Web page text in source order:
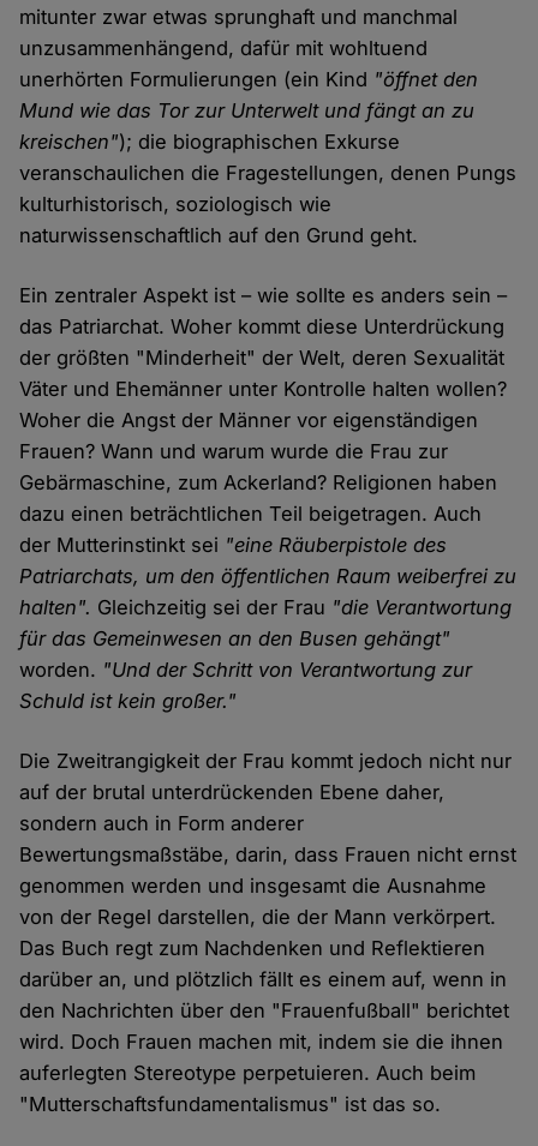
mitunter zwar etwas sprunghaft und manchmal
unzusammenhängend, dafür mit wohltuend
unerhörten Formulierungen (ein Kind "öffnet den
Mund wie das Tor zur Unterwelt und fängt an zu
kreischen"); die biographischen Exkurse
veranschaulichen die Fragestellungen, denen Pungs
kulturhistorisch, soziologisch wie
naturwissenschaftlich auf den Grund geht.
Ein zentraler Aspekt ist – wie sollte es anders sein –
das Patriarchat. Woher kommt diese Unterdrückung
der größten "Minderheit" der Welt, deren Sexualität
Väter und Ehemänner unter Kontrolle halten wollen?
Woher die Angst der Männer vor eigenständigen
Frauen? Wann und warum wurde die Frau zur
Gebärmaschine, zum Ackerland? Religionen haben
dazu einen beträchtlichen Teil beigetragen. Auch
der Mutterinstinkt sei "eine Räuberpistole des
Patriarchats, um den öffentlichen Raum weiberfrei zu
halten". Gleichzeitig sei der Frau "die Verantwortung
für das Gemeinwesen an den Busen gehängt"
worden. "Und der Schritt von Verantwortung zur
Schuld ist kein großer."
Die Zweitrangigkeit der Frau kommt jedoch nicht nur
auf der brutal unterdrückenden Ebene daher,
sondern auch in Form anderer
Bewertungsmaßstäbe, darin, dass Frauen nicht ernst
genommen werden und insgesamt die Ausnahme
von der Regel darstellen, die der Mann verkörpert.
Das Buch regt zum Nachdenken und Reflektieren
darüber an, und plötzlich fällt es einem auf, wenn in
den Nachrichten über den "Frauenfußball" berichtet
wird. Doch Frauen machen mit, indem sie die ihnen
auferlegten Stereotype perpetuieren. Auch beim
"Mutterschaftsfundamentalismus" ist das so.